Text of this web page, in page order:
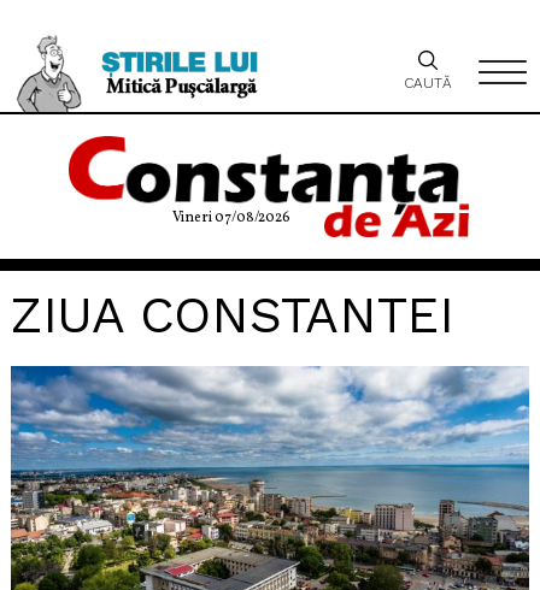
Vineri 07/08/2026
CAUTĂ
ZIUA CONSTANTEI